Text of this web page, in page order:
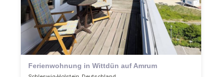
Ferienwohnung in Wittdün auf Amrum